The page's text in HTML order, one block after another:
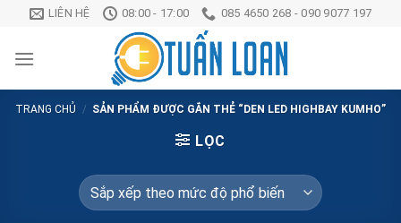
Chuyển
nội
LIÊN HỆ 08:00 - 17:00 085 4650 268 - 090 9077 197
TRANG CHỦ / SẢN PHẨM ĐƯỢC GẮN THẺ “DEN LED HIGHBAY KUMHO”
LỌC